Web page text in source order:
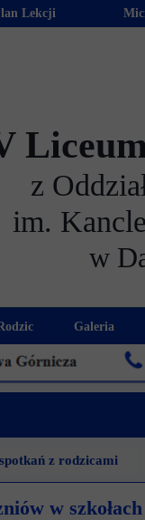
z rodzicami
w
Harmonogram
Psychologiczno-
Galeria
dla kandydatów
językowych
terminy
rekrutacji
z
im.
w
Lekcji